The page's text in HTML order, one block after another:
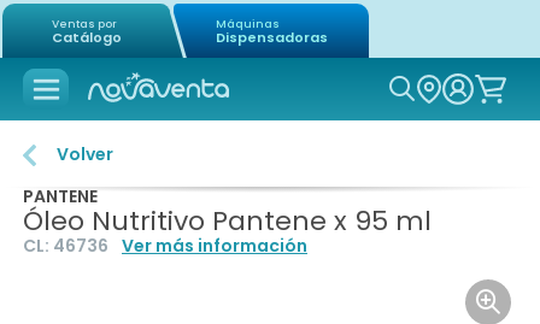
Ventas por
Catálogo
Máquinas
Dispensadoras
Icon of
Volver
PANTENE
Óleo Nutritivo Pantene x 95 ml
CL: 46736 Ver más información
Icon